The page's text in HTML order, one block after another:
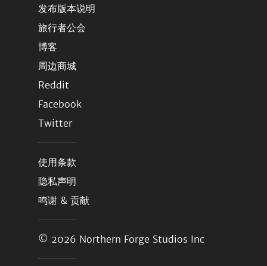
发布版本说明
旅行者公会
博客
周边商城
Reddit
Facebook
Twitter
使用条款
隐私声明
鸣谢 & 贡献
© 2026 Northern Forge Studios Inc